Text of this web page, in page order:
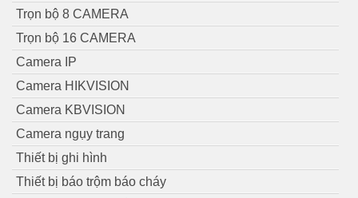
Trọn bộ 8 CAMERA
Trọn bộ 16 CAMERA
Camera IP
Camera HIKVISION
Camera KBVISION
Camera ngụy trang
Thiết bị ghi hình
Thiết bị báo trộm báo cháy